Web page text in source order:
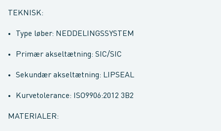
TEKNISK:
Type løber: NEDDELINGSSYSTEM
Primær akseltætning: SIC/SIC
Sekundær akseltætning: LIPSEAL
Kurvetolerance: ISO9906:2012 3B2
MATERIALER: